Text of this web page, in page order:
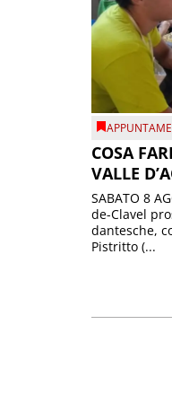
COSA
VALLE
SABATO 8
de-Clavel
dantesche,
Pistritto (...